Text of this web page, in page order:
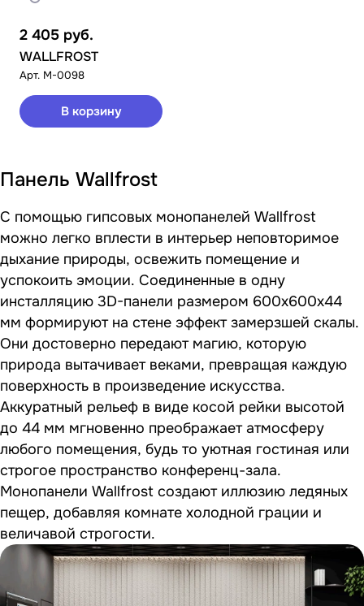
2 405 руб.
WALLFROST
Арт. M-0098
В корзину
Панель Wallfrost
С помощью гипсовых монопанелей Wallfrost
можно легко вплести в интерьер неповторимое
дыхание природы, освежить помещение и
успокоить эмоции. Соединенные в одну
инсталляцию 3D-панели размером 600х600х44
мм формируют на стене эффект замерзшей скалы.
Они достоверно передают магию, которую
природа вытачивает веками, превращая каждую
поверхность в произведение искусства.
Аккуратный рельеф в виде косой рейки высотой
до 44 мм мгновенно преображает атмосферу
любого помещения, будь то уютная гостиная или
строгое пространство конференц-зала.
Монопанели Wallfrost создают иллюзию ледяных
пещер, добавляя комнате холодной грации и
величавой строгости.